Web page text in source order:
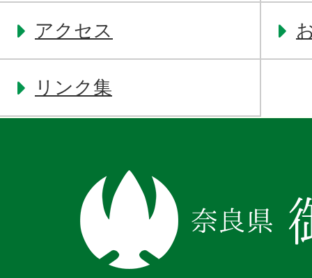
アクセス
リンク集
奈
良
県